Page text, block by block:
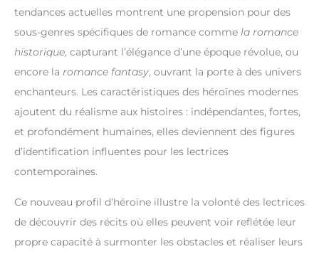
tendances actuelles montrent une propension pour des
sous-genres spécifiques de romance comme la romance
historique, capturant l’élégance d’une époque révolue, ou
encore la romance fantasy, ouvrant la porte à des univers
enchanteurs. Les caractéristiques des héroïnes modernes
ajoutent du réalisme aux histoires : indépendantes, fortes,
et profondément humaines, elles deviennent des figures
d’identification influentes pour les lectrices
contemporaines.
Ce nouveau profil d’héroïne illustre la volonté des lectrices
de découvrir des récits où elles peuvent voir reflétée leur
propre capacité à surmonter les obstacles et réaliser leurs